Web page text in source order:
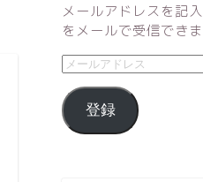
メールアドレスを記
をメールで受信できま
登録